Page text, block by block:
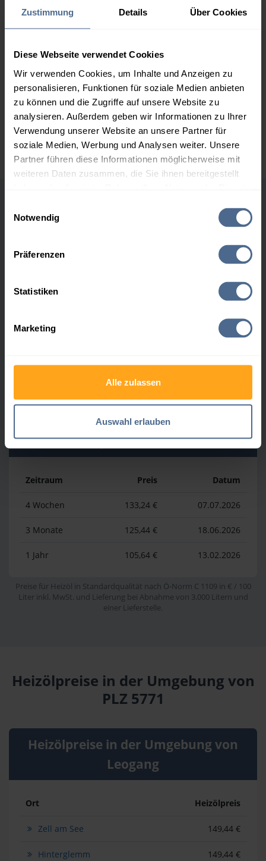
Zustimmung Details Über Cookies
Diese Webseite verwendet Cookies
Wir verwenden Cookies, um Inhalte und Anzeigen zu
personalisieren, Funktionen für soziale Medien anbieten
zu können und die Zugriffe auf unsere Website zu
analysieren. Außerdem geben wir Informationen zu Ihrer
Verwendung unserer Website an unsere Partner für
soziale Medien, Werbung und Analysen weiter. Unsere
Partner führen diese Informationen möglicherweise mit
weiteren Daten zusammen, die Sie ihnen bereitgestellt
Notwendig
Präferenzen
Statistiken
Marketing
Alle zulassen
Auswahl erlauben
2.000 Liter 0,00 €
3.000 Liter
149,44 €
149,44 €
5.000 Liter
147,36 €
147,36 €
0,00 €
Preise für Heizöl in Standardqualität nach Ö-Norm C 1109 in € / 100
Liter inkl. MwSt. und Lieferung bei einer Lieferstelle.
Höchst- und Tiefststände der
30.07.2026
3 Monate 160,84 € 30.07.2026
Heizölpreis-Tiefstwerte
Zeitraum Preis Datum
4 Wochen 133,24 € 07.07.2026
3 Monate 125,44 € 18.06.2026
1 Jahr 105,64 € 13.02.2026
Preise für Heizöl in Standardqualität nach Ö-Norm C 1109 in € / 100
Liter inkl. MwSt. und Lieferung bei Abnahme von 3.000 Litern und
einer Lieferstelle.
Heizölpreise in der Umgebung von
PLZ 5771
Heizölpreise in der Umgebung von
Leogang
Ort Heizölpreis
Zell am See 149,44 €
Hinterglemm 149,44 €